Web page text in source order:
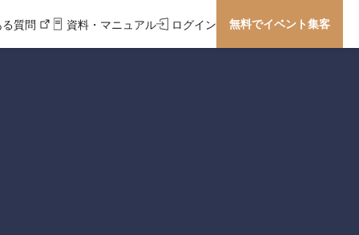
る質問 資料・マニュアル ログイン 無料でイベント集客